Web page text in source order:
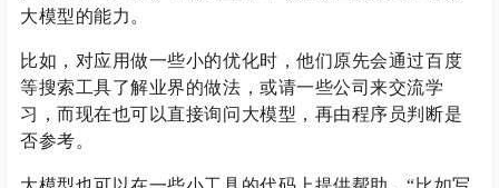
大模型的能力。
比如，对应用做一些小的优化时，他们原先会通过百度
等搜索工具了解业界的做法，或请一些公司来交流学
习，而现在也可以直接询问大模型，再由程序员判断是
否参考。